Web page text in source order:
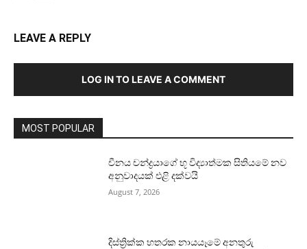
LEAVE A REPLY
LOG IN TO LEAVE A COMMENT
MOST POPULAR
චීනය චන්ද්‍රයාගේ භූ විද්‍යාත්මක සිතියමේ නව
අනුවාදයක් එළි දක්වයි
August 7, 2026
දිස්ත්‍රික්ක හතරක නායයෑමේ අනතුරු